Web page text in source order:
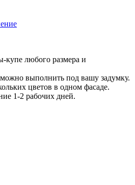
купе любого размера и
выполнить под вашу задумку.
цветов в одном фасаде.
1-2 рабочих дней.